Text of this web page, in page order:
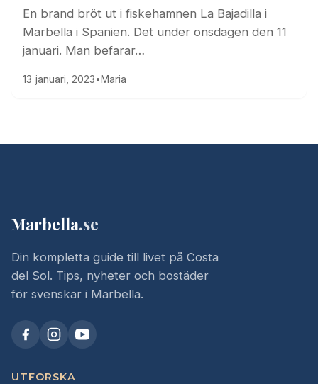
En brand bröt ut i fiskehamnen La Bajadilla i
Marbella i Spanien. Det under onsdagen den 11
januari. Man befarar…
13 januari, 2023•Maria
Marbella.se
Din kompletta guide till livet på Costa
del Sol. Tips, nyheter och bostäder
för svenskar i Marbella.
UTFORSKA